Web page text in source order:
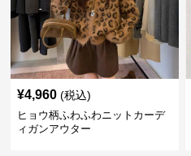
¥4,960 (税込)
ヒョウ柄ふわふわニットカーデ
ィガンアウター